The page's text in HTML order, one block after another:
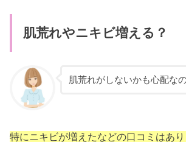
肌荒れやニキビ増える？
肌荒れがしないかも心配な
特にニキビが増えたなどの口コミはあ